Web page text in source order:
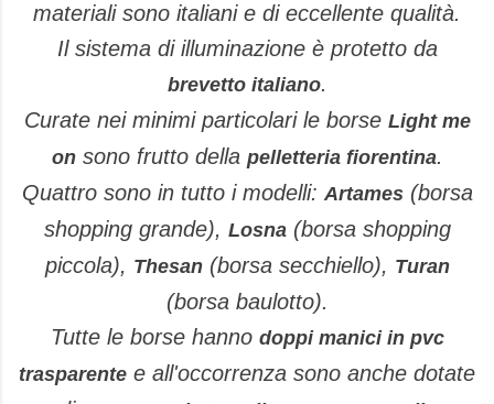
materiali sono italiani e di eccellente qualità.
Il sistema di illuminazione è protetto da
brevetto italiano.
Curate nei minimi particolari le borse Light me
onsono frutto della pelletteria fiorentina.
Quattro sono in tutto i modelli: Artames(borsa
shopping grande), Losna(borsa shopping
piccola), Thesan(borsa secchiello), Turan
(borsa baulotto).
Tutte le borse hanno doppi manici in pvc
trasparente e all'occorrenza sono anche dotate